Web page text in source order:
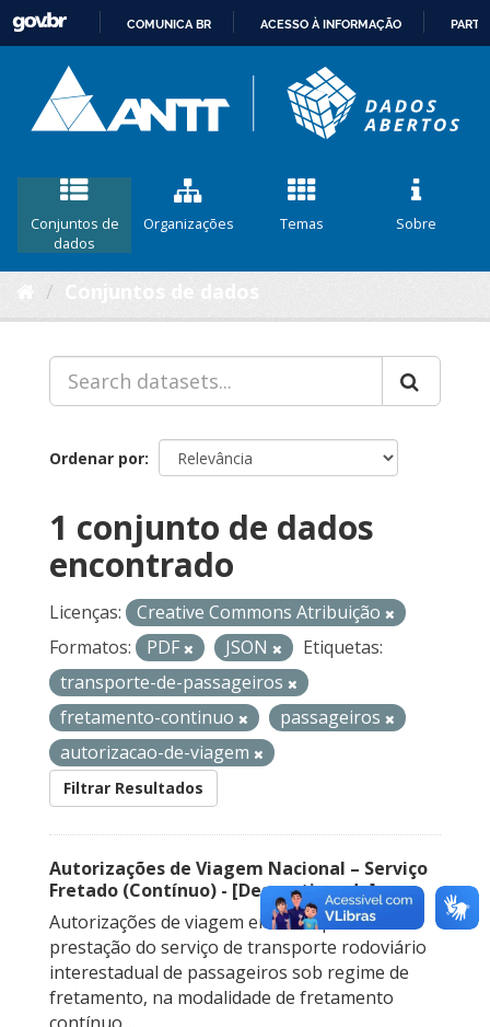
CONTEÚDO
COMUNICA BR ACESSO À INFORMAÇÃO
Conjuntos de
dados
Organizações Temas Sobre
Ordenar por
1 conjunto de dados
encontrado
Licenças:
Creative Commons Atribuição
Formatos:
PDF JSON
Etiquetas:
transporte-de-passageiros
fretamento-continuo
passageiros
autorizacao-de-viagem
Filtrar Resultados
Autorizações de Viagem Nacional – Serviço
Fretado (Contínuo) - [Descontinuado]
Autorizações de viagem emitidas para a
prestação do serviço de transporte rodoviário
interestadual de passageiros sob regime de
fretamento, na modalidade de fretamento